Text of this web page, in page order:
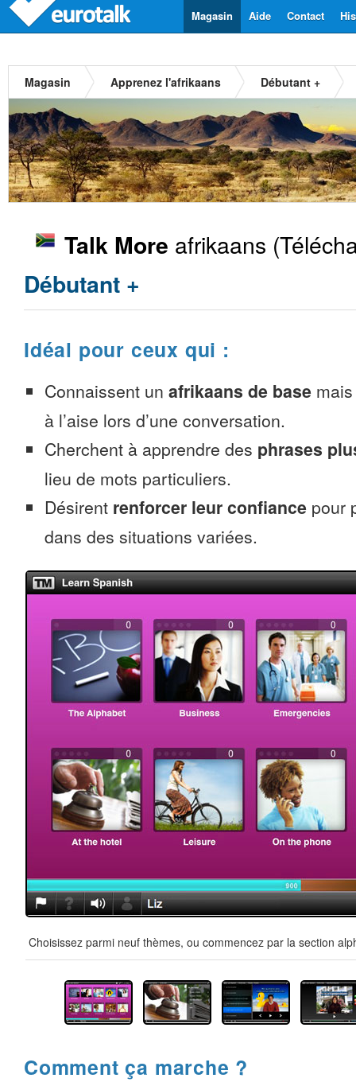
Contact
Aide
Magasin
Magasin Apprenez l'afrikaans Débutant +
Talk More afrikaans
Débutant +
Idéal pour ceux qui :
Connaissent un afrikaans de base
à l’aise lors d’une conversation.
Cherchent à apprendre des phrases
lieu de mots particuliers.
Désirent renforcer leur confiance pour
dans des situations variées.
Choisissez parmi neuf thèmes, ou commencez par la section
Comment ça marche ?